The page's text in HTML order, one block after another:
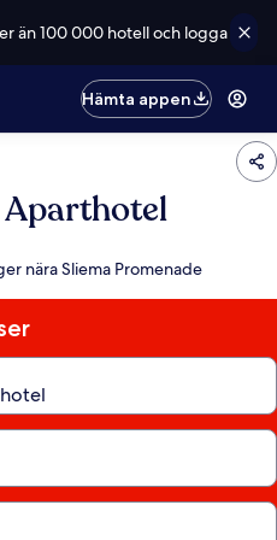
än 100 000 hotell och logga
Hämta appen
Aparthotel
nära Sliema Promenade